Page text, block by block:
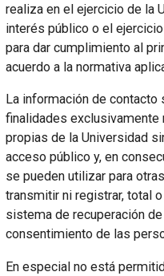
realiza en el ejercicio de la
interés público o el
para dar cumplimiento al
acuerdo a la normativa
La información de
finalidades exclusivamente
propias de la Universidad
acceso público y, en
se pueden utilizar para
transmitir ni registrar, total
sistema de recuperación
consentimiento de las
En especial no está